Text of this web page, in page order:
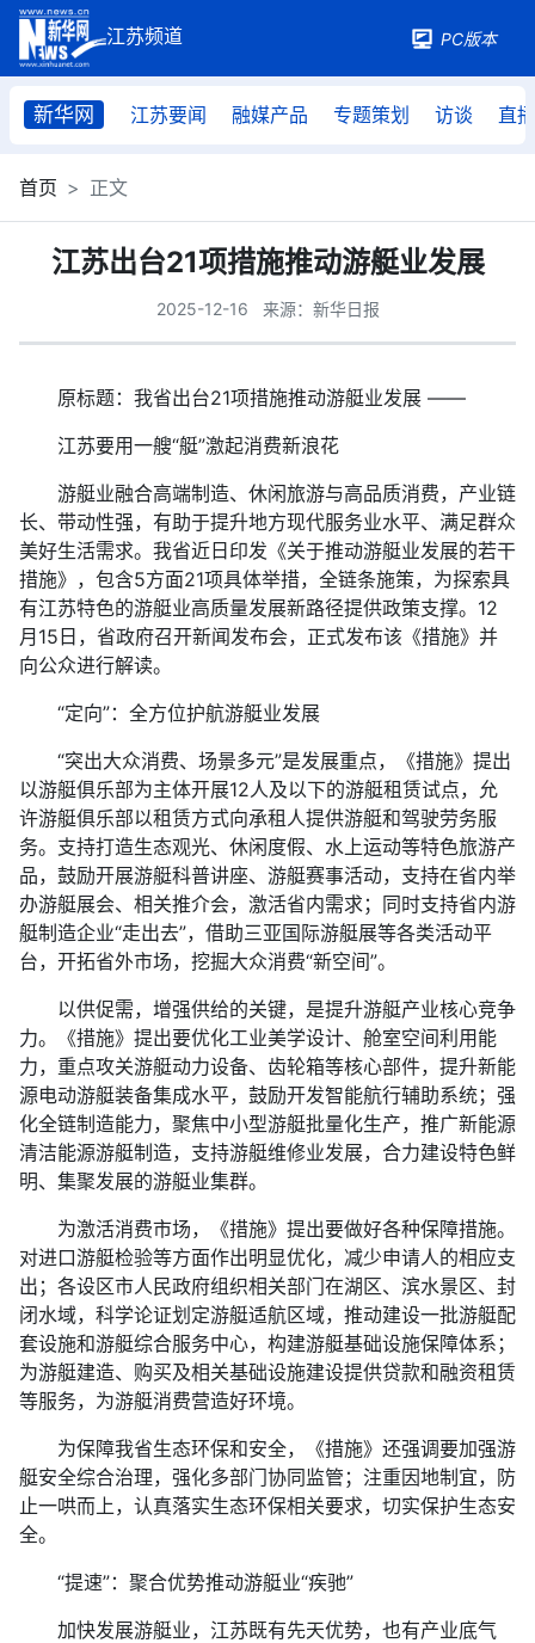
PC版本
新华网 江苏要闻 融媒产品 专题策划 访谈 直播
首页 正文
江苏出台21项措施推动游艇业发展
2025-12-16 来源：新华日报
原标题：我省出台21项措施推动游艇业发展 ——
江苏要用一艘“艇”激起消费新浪花
游艇业融合高端制造、休闲旅游与高品质消费，产业链
长、带动性强，有助于提升地方现代服务业水平、满足群众
美好生活需求。我省近日印发《关于推动游艇业发展的若干
措施》，包含5方面21项具体举措，全链条施策，为探索具
有江苏特色的游艇业高质量发展新路径提供政策支撑。12
月15日，省政府召开新闻发布会，正式发布该《措施》并
向公众进行解读。
“定向”：全方位护航游艇业发展
“突出大众消费、场景多元”是发展重点，《措施》提出
以游艇俱乐部为主体开展12人及以下的游艇租赁试点，允
许游艇俱乐部以租赁方式向承租人提供游艇和驾驶劳务服
务。支持打造生态观光、休闲度假、水上运动等特色旅游产
品，鼓励开展游艇科普讲座、游艇赛事活动，支持在省内举
办游艇展会、相关推介会，激活省内需求；同时支持省内游
艇制造企业“走出去”，借助三亚国际游艇展等各类活动平
台，开拓省外市场，挖掘大众消费“新空间”。
以供促需，增强供给的关键，是提升游艇产业核心竞争
力。《措施》提出要优化工业美学设计、舱室空间利用能
力，重点攻关游艇动力设备、齿轮箱等核心部件，提升新能
源电动游艇装备集成水平，鼓励开发智能航行辅助系统；强
化全链制造能力，聚焦中小型游艇批量化生产，推广新能源
清洁能源游艇制造，支持游艇维修业发展，合力建设特色鲜
明、集聚发展的游艇业集群。
为激活消费市场，《措施》提出要做好各种保障措施。
对进口游艇检验等方面作出明显优化，减少申请人的相应支
出；各设区市人民政府组织相关部门在湖区、滨水景区、封
闭水域，科学论证划定游艇适航区域，推动建设一批游艇配
套设施和游艇综合服务中心，构建游艇基础设施保障体系；
为游艇建造、购买及相关基础设施建设提供贷款和融资租赁
等服务，为游艇消费营造好环境。
为保障我省生态环保和安全，《措施》还强调要加强游
艇安全综合治理，强化多部门协同监管；注重因地制宜，防
止一哄而上，认真落实生态环保相关要求，切实保护生态安
全。
“提速”：聚合优势推动游艇业“疾驰”
加快发展游艇业，江苏既有先天优势，也有产业底气